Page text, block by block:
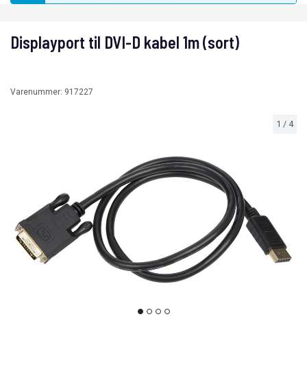
1 / 4
Displayport til DVI-D kabel 1m (sort)
Varenummer: 917227